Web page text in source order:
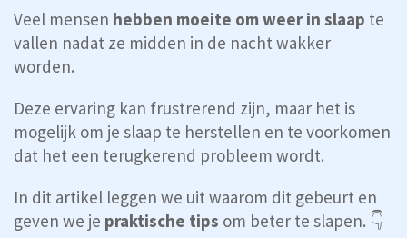
Veel mensen hebben moeite om weer in slaap te
vallen nadat ze midden in de nacht wakker
worden.
Deze ervaring kan frustrerend zijn, maar het is
mogelijk om je slaap te herstellen en te voorkomen
dat het een terugkerend probleem wordt.
In dit artikel leggen we uit waarom dit gebeurt en
geven we je praktische tips om beter te slapen. 👇